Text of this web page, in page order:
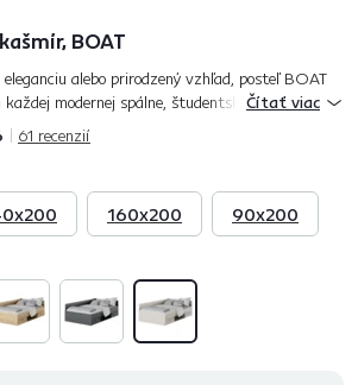
BOAT
61 recenzií
alebo prirodzený vzhľad, posteľ BOAT
modernej spálne, študentskej alebo detskej
dizajn a praktic...
Čítať viac
160x200 90x200